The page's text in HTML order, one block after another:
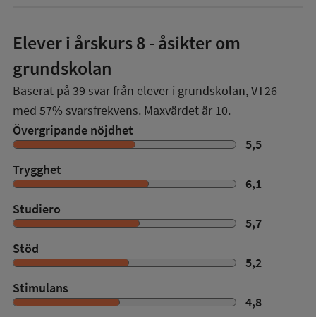
Elever i årskurs 8- åsikter om
grundskolan
Baserat på 39 svar från elever i grundskolan,VT26
med 57% svarsfrekvens. Maxvärdet är 10.
Övergripande nöjdhet
5,5
Trygghet
6,1
Studiero
5,7
Stöd
5,2
Stimulans
4,8